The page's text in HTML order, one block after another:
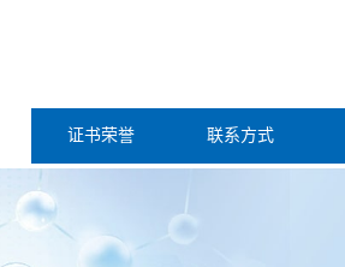
证书荣誉 联系方式